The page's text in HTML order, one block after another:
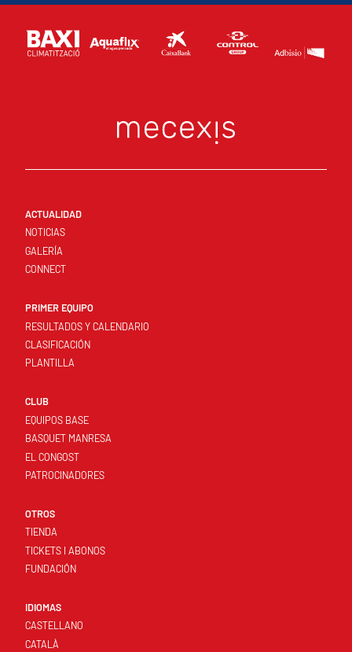
ACTUALIDAD
NOTICIAS
GALERÍA
CONNECT
PRIMER EQUIPO
RESULTADOS Y CALENDARIO
CLASIFICACIÓN
PLANTILLA
CLUB
EQUIPOS BASE
BASQUET MANRESA
EL CONGOST
PATROCINADORES
OTROS
TIENDA
TICKETS I ABONOS
FUNDACIÓN
IDIOMAS
CASTELLANO
CATALÀ